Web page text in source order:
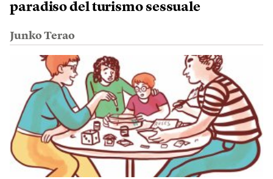
paradiso del turismo sessuale
Junko Terao